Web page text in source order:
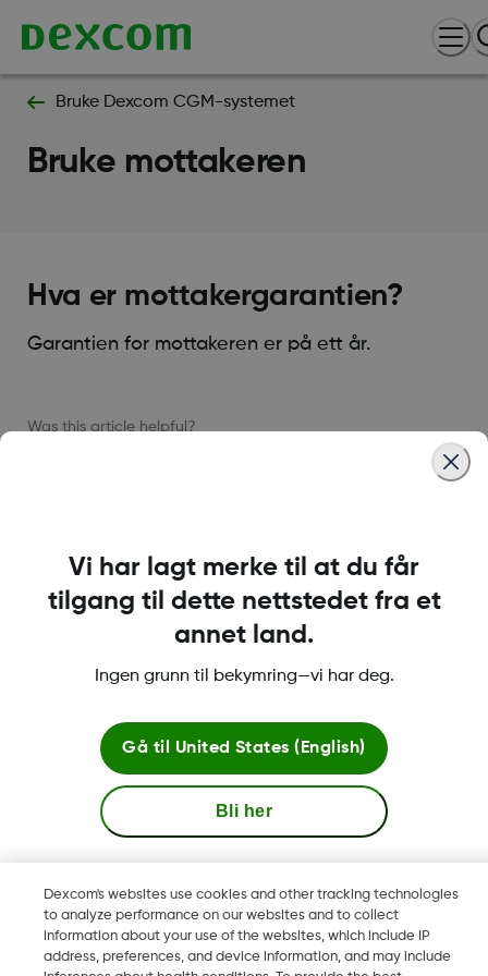
Bruke Dexcom CGM-systemet
Bruke mottakeren
Hva er mottakergarantien?
Garantien for mottakeren er på ett år.
Was this article helpful?
LBL014643 Rev001
Mer informasjon
Dexcom Share og Share er varemerker eller registrerte
varemerker i USA og muligens i andre land.
Dexcom's websites use cookies and other tracking technologies
to analyze performance on our websites and to collect
information about your use of the websites, which include IP
address, preferences, and device information, and may include
Vi har lagt merke til at du får
tilgang til dette nettstedet fra et
annet land.
Ingen grunn til bekymring—vi har deg.
Gå til United States (English)
Bli her